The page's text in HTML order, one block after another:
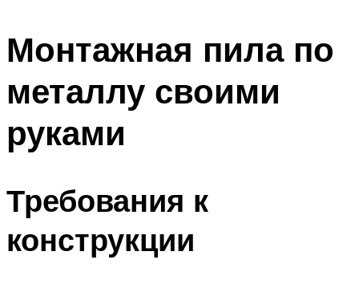
Монтажная пила по
металлу своими
руками
Требования к
конструкции